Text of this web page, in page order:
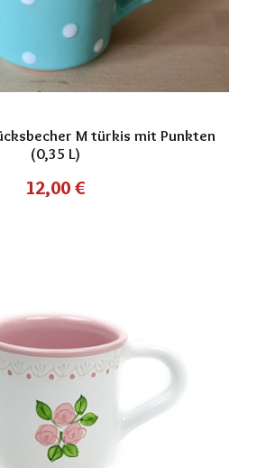
M türkis mit Punkten
(0,35 L)
12,00 €